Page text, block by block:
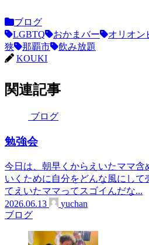
ブログ
LGBTQ
おかまバー オリオン
狭
那覇市
飲み放題
KOUKI
関連記事
ブログ
勉強会
今日は、朝早くからえいたママ
いくために自分をどんな風にし
てえいたママってスゴイんだな...
2026.06.13
yuchan
ブログ